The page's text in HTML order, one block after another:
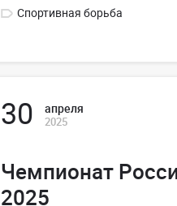
Спортивная борьба
30 апреля
2025
Чемпионат
2025